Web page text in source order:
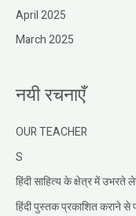
April 2025
March 2025
नयी रचनाएँ
OUR TEACHER
S
हिंदी साहित्य के क्षेत्र में
हिंदी पुस्तक प्रकाशित कराने से